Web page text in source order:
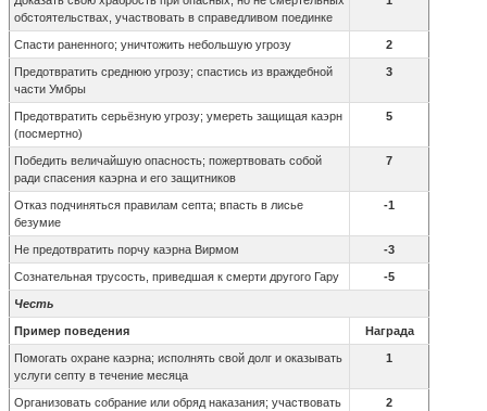
обстоятельствах, участвовать в справедливом поединке
Спасти раненного; уничтожить небольшую угрозу 2
Предотвратить среднюю угрозу; спастись из враждебной
части Умбры
3
Предотвратить серьёзную угрозу; умереть защищая каэрн
(посмертно)
5
Победить величайшую опасность; пожертвовать собой
ради спасения каэрна и его защитников
7
Отказ подчиняться правилам септа; впасть в лисье
безумие
-1
Не предотвратить порчу каэрна Вирмом -3
Сознательная трусость, приведшая к смерти другого Гару -5
Честь
Пример поведения Награда
Помогать охране каэрна; исполнять свой долг и оказывать
услуги септу в течение месяца
1
Организовать собрание или обряд наказания; участвовать
2